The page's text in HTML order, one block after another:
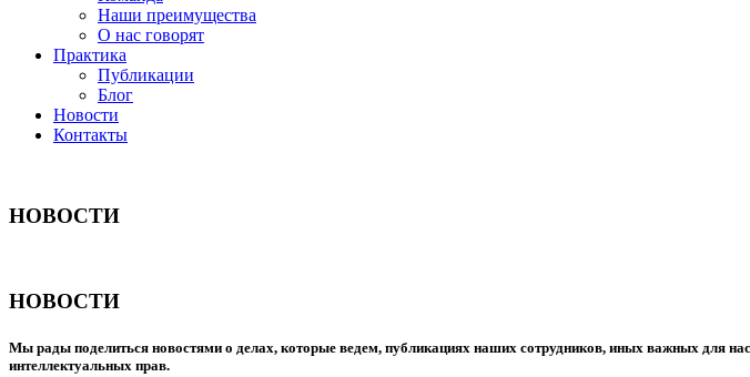
Наши преимущества
О нас говорят
Практика
Публикации
Блог
Новости
Контакты
НОВОСТИ
НОВОСТИ
Мы рады поделиться новостями о делах, которые ведем, публикациях наших сотрудников, иных важных для
интеллектуальных прав.